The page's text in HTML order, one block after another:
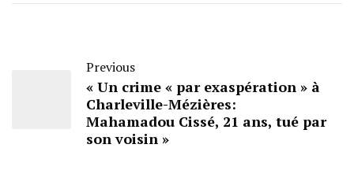
Previous
« Un crime « par exaspération » à
Charleville-Mézières:
Mahamadou Cissé, 21 ans, tué par
son voisin »